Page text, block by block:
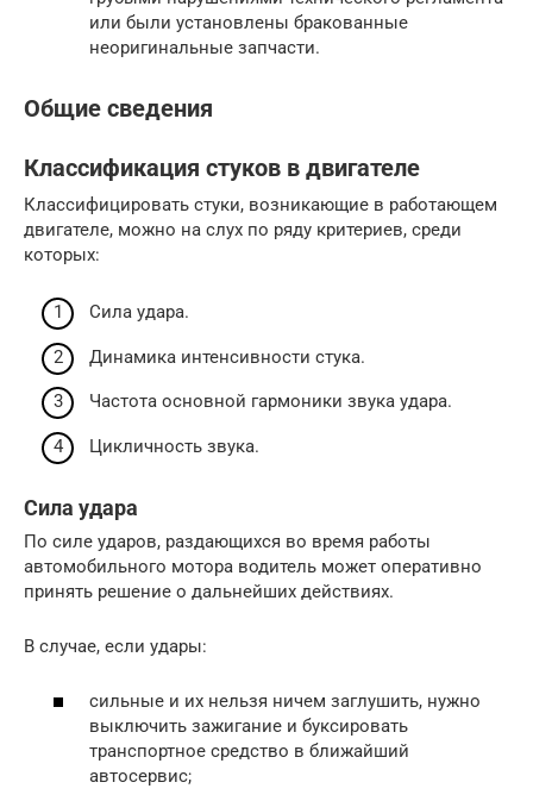
или были установлены бракованные
неоригинальные запчасти.
Общие сведения
Классификация стуков в двигателе
Классифицировать стуки, возникающие в работающем
двигателе, можно на слух по ряду критериев, среди
которых:
Сила удара.
Динамика интенсивности стука.
Частота основной гармоники звука удара.
Цикличность звука.
Сила удара
По силе ударов, раздающихся во время работы
автомобильного мотора водитель может оперативно
принять решение о дальнейших действиях.
В случае, если удары:
сильные и их нельзя ничем заглушить, нужно
выключить зажигание и буксировать
транспортное средство в ближайший
автосервис;